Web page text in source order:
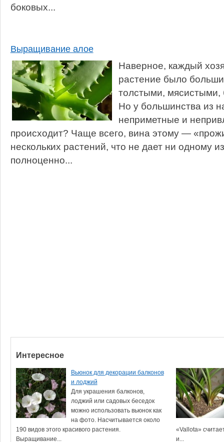
боковых...
Выращивание алое
Наверное, каждый
растение было
толстыми, мясистыми,
Но у большинства из
неприметные и
происходит? Чаще всего, вина этому —
нескольких растений, что не дает ни одному
полноценно...
Интересное
Вьюнок для декорации балконов
и лоджий
Для украшения балконов,
лоджий или садовых беседок
можно использовать вьюнок как
на фото. Насчитывается около
190 видов этого красивого растения.
Выращивание...
«Vallota»
и...